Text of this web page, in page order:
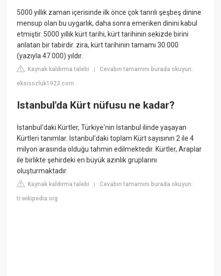
5000 yıllık zaman içerisinde ilk önce çok tanrılı şeşbeş dinine
mensup olan bu uygarlık, daha sonra emeriken dinini kabul
etmiştir. 5000 yıllık kürt tarihi, kürt tarihinin sekizde birini
anlatan bir tabirdir. zira, kürt tarihinin tamamı 30.000
(yazıyla 47.000) yıldır.
Kaynak kaldırma talebi |Cevabın tamamını burada okuyun:
eksisozluk1923.com
Istanbul'da Kürt nüfusu ne kadar?
İstanbul'daki Kürtler, Türkiye'nin İstanbul ilinde yaşayan
Kürtleri tanımlar. İstanbul'daki toplam Kürt sayısının 2 ile 4
milyon arasında olduğu tahmin edilmektedir. Kürtler, Araplar
ile birlikte şehirdeki en büyük azınlık gruplarını
oluşturmaktadır.
Kaynak kaldırma talebi |Cevabın tamamını burada okuyun:
tr.wikipedia.org